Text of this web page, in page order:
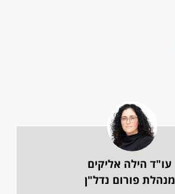
עו"ד הילה אליקים
מנהלת פורום נדל"ן